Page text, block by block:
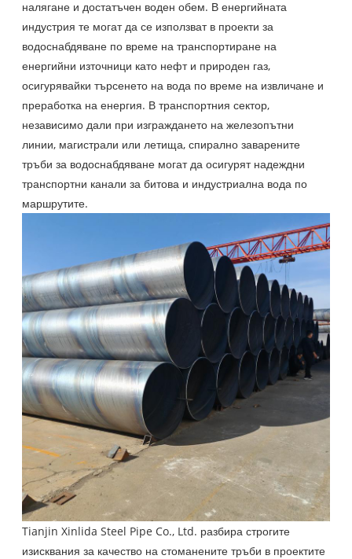
налягане и достатъчен воден обем. В енергийната
индустрия те могат да се използват в проекти за
водоснабдяване по време на транспортиране на
енергийни източници като нефт и природен газ,
осигурявайки търсенето на вода по време на извличане и
преработка на енергия. В транспортния сектор,
независимо дали при изграждането на железопътни
линии, магистрали или летища, спирално заварените
тръби за водоснабдяване могат да осигурят надеждни
транспортни канали за битова и индустриална вода по
маршрутите.
Tianjin Xinlida Steel Pipe Co., Ltd. разбира строгите
изисквания за качество на стоманените тръби в проектите